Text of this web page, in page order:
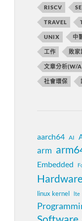
RISCV
TRAVEL
UNIX 中
工作 敗家
文章分析(W/
社會環保
aarch64 AI
arm
Embedded
linux kernel lte